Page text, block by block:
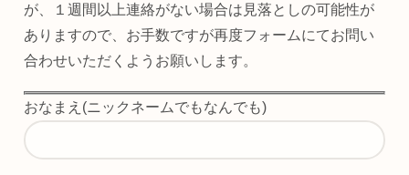
が、１週間以上連絡がない場合は見落としの可能性が
ありますので、お手数ですが再度フォームにてお問い
合わせいただくようお願いします。
おなまえ(ニックネームでもなんでも)